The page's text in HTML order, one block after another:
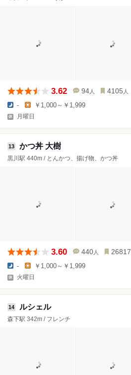
3.62 94 人 4105 人
- ￥1,000～￥1,999
月曜日
13 かつ丼 大樹
黒川駅 440m / とんかつ、揚げ物、かつ丼
3.60 440 人 26817
- ￥1,000～￥1,999
火曜日
14 ルシェル
森下駅 342m / フレンチ